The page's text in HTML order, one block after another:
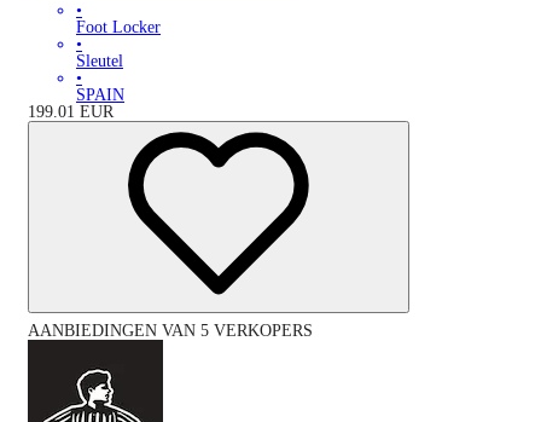
•
Foot Locker
•
Sleutel
•
SPAIN
199.01 EUR
AANBIEDINGEN VAN 5 VERKOPERS